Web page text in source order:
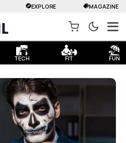
TECH FIT FUN
EXPLORE MAGAZINE